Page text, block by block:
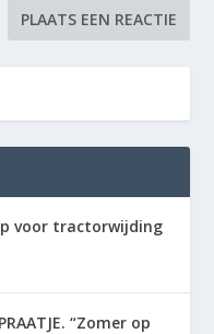
voor tractorwijding
“Zomer op